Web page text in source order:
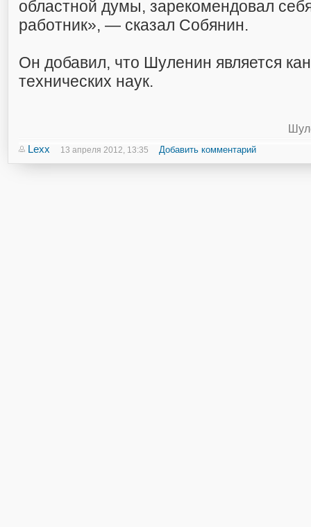
областной думы, зарекомендовал
работник», — сказал Собянин.
Он добавил, что Шуленин является
технических наук.
Lexx 13 апреля 2012, 13:35 Добавить комментарий